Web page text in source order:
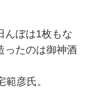
んぼは1枚もな
ったのは御神酒
彦氏。